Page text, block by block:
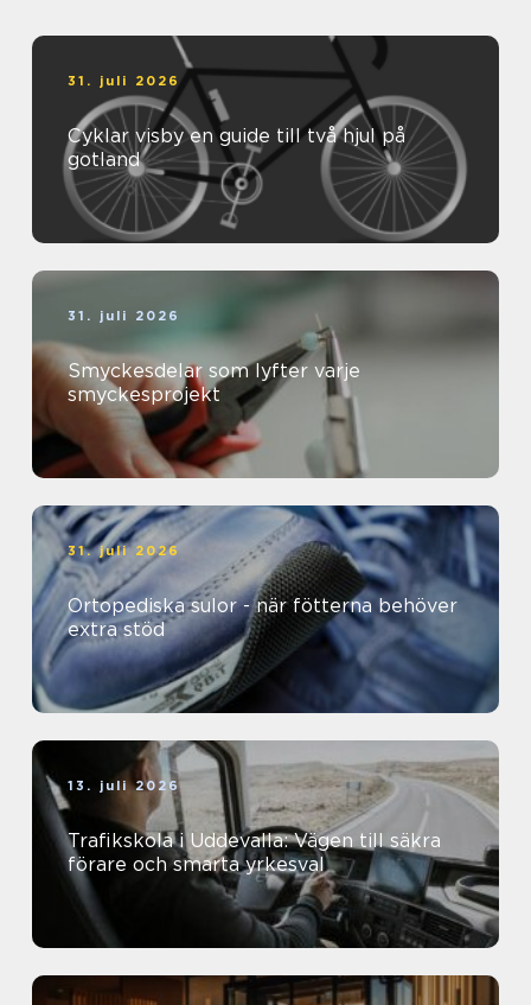
31. juli 2026
Cyklar visby en guide till två hjul på
gotland
31. juli 2026
Smyckesdelar som lyfter varje
smyckesprojekt
31. juli 2026
Ortopediska sulor - när fötterna behöver
extra stöd
13. juli 2026
Trafikskola i Uddevalla: Vägen till säkra
förare och smarta yrkesval